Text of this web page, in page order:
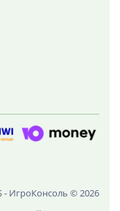
- ИгроКонсоль © 2026